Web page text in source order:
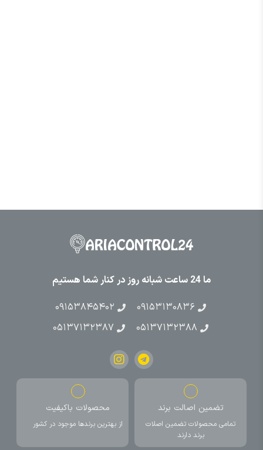
ما 24 ساعت شبانه روز در کنار شما هستیم
۰۹۱۵۳۱۳۰۸۳۶
۰۹۱۵۳۸۴۵۴۰۲
۰۵۱۳۷۱۳۲۳۸۸
۰۵۱۳۷۱۳۲۳۸۷
تضمین اصالت برند
تمامی محصولات تضمین اصلات
برند دارند
محصولات باکیفیت
از بهترین برندها موجود در کشور